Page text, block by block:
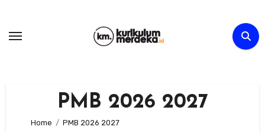
content
PMB 2026 2027
Home PMB 2026 2027